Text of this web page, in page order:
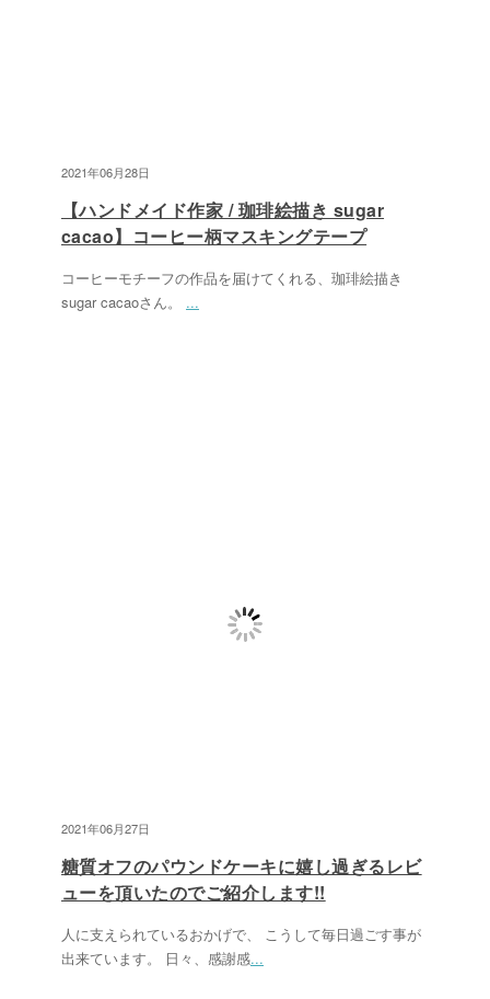
2021年06月28日
【ハンドメイド作家 / 珈琲絵描き sugar
cacao】コーヒー柄マスキングテープ
コーヒーモチーフの作品を届けてくれる、珈琲絵描き
sugar cacaoさん。 ...
2021年06月27日
糖質オフのパウンドケーキに嬉し過ぎるレビ
ューを頂いたのでご紹介します!!
人に支えられているおかげで、 こうして毎日過ごす事が
出来ています。 日々、感謝感...